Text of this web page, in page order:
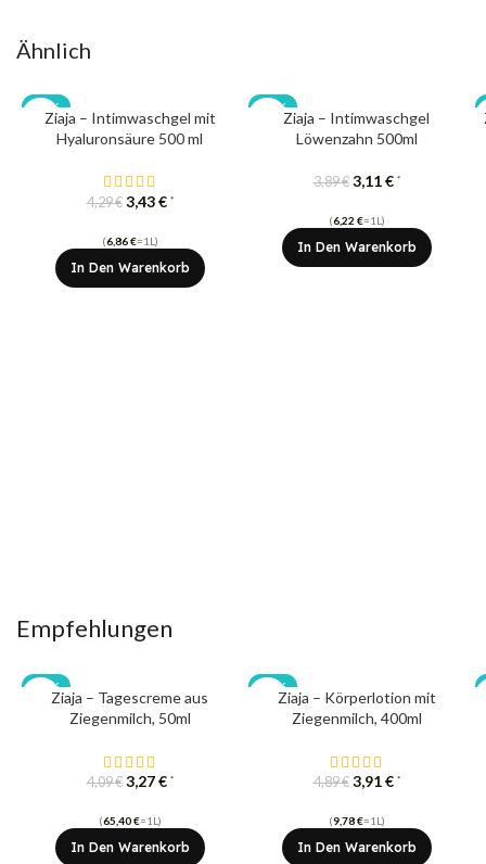
Ähnlich
-20%
Ziaja – Intimwaschgel mit
Hyaluronsäure 500 ml
4,29€ 3,43€ *
(6,86€=1L)
In Den Warenkorb
-20%
Ziaja – Intimwaschgel
Löwenzahn 500ml
3,89€ 3,11€ *
(6,22 €=1L)
In Den Warenkorb
Empfehlungen
-20%
Ziaja – Tagescreme aus
Ziegenmilch, 50ml
4,09€ 3,27€ *
(65,40€=1L)
In Den Warenkorb
-20%
Ziaja – Körperlotion mit
Ziegenmilch, 400ml
4,89€ 3,91€ *
(9,78€=1L)
In Den Warenkorb